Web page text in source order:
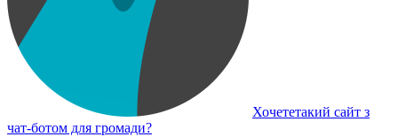
Хочететакий сайт з
чат-ботом для громади?